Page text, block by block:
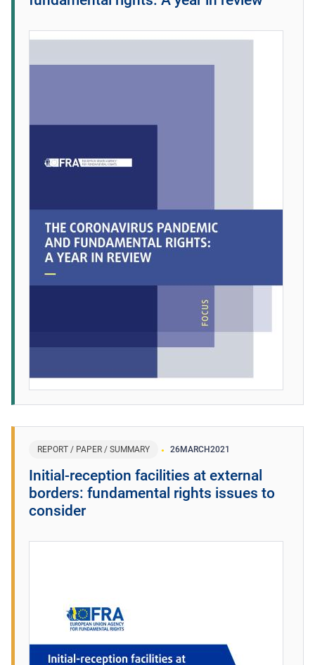
REPORT / PAPER / SUMMARY 26MARCH2021
Initial-reception facilities at external
borders: fundamental rights issues to
consider